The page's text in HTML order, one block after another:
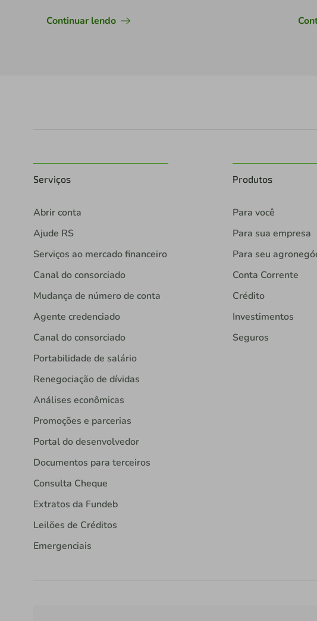
Continuar lendo
Serviços
Abrir conta
Ajude RS
Serviços ao mercado financeiro
Canal do consorciado
Mudança de número de conta
Agente credenciado
Canal do consorciado
Portabilidade de salário
Renegociação de dívidas
Análises econômicas
Promoções e parcerias
Portal do desenvolvedor
Documentos para terceiros
Consulta Cheque
Extratos da Fundeb
Leilões de Créditos
Emergenciais
Produtos
Para você
Para sua empresa
Para seu
Conta Corrente
Crédito
Investimentos
Seguros